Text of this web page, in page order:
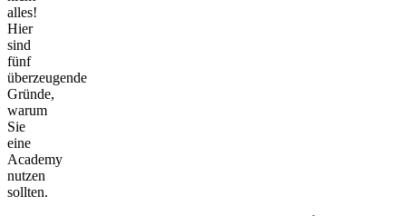
alles!
Hier
sind
fünf
überzeugende
Gründe,
warum
Sie
eine
Academy
nutzen
sollten.